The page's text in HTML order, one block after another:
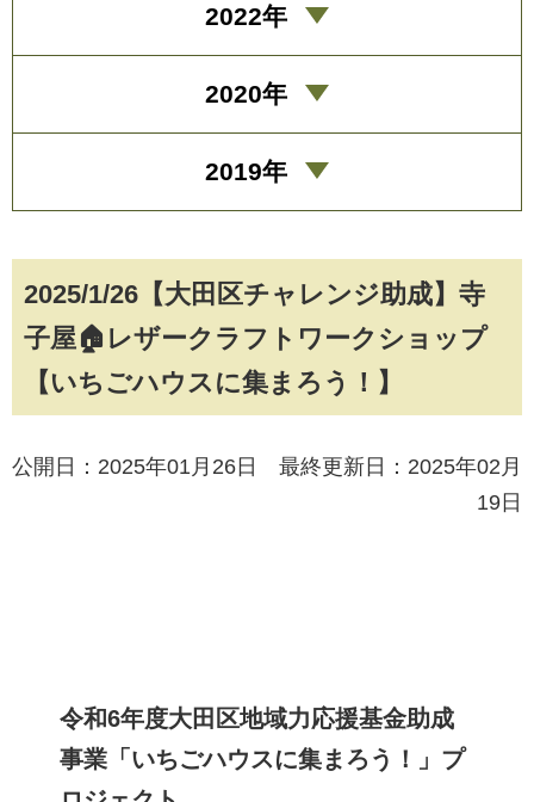
2025/1/26【大田区チャレンジ助成】寺
子屋🏠レザークラフトワークショップ
【いちごハウスに集まろう！】
公開日：2025年01月26日 最終更新日：2025年02月
19日
令和6年度大田区地域力応援基金助成
事業「いちごハウスに集まろう！」プ
2022年
2020年
2019年